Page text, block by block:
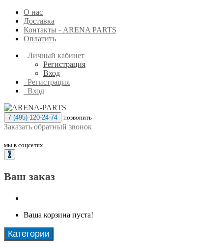
О нас
Доставка
Контакты - ARENA PARTS
Оплатить
Личный кабинет
Регистрация
Вход
Регистрация
Вход
7 (495) 120-24-74 позвонить
Заказать обратный звонок
мы в соцсетях
0
Ваш заказ
Ваша корзина пуста!
Категории